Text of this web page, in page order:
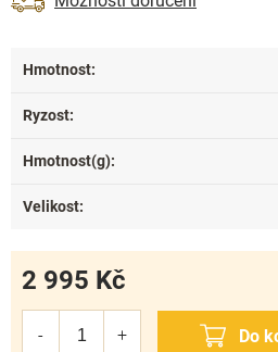
2 995 Kč
Hmotnost:
Ryzost:
Hmotnost(g):
Velikost: